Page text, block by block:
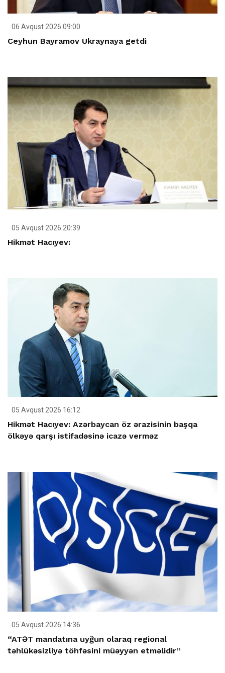
06 Avqust 2026 09:00
Ceyhun Bayramov Ukraynaya getdi
05 Avqust 2026 20:39
Hikmət Hacıyev:
05 Avqust 2026 16:12
Hikmət Hacıyev: Azərbaycan öz ərazisinin başqa
ölkəyə qarşı istifadəsinə icazə verməz
05 Avqust 2026 14:36
“ATƏT mandatına uyğun olaraq regional
təhlükəsizliyə töhfəsini müəyyən etməlidir”